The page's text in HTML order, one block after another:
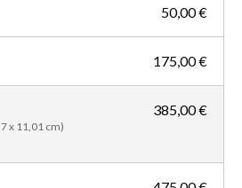
50,00 €
175,00 €
x 11,01 cm)
385,00 €